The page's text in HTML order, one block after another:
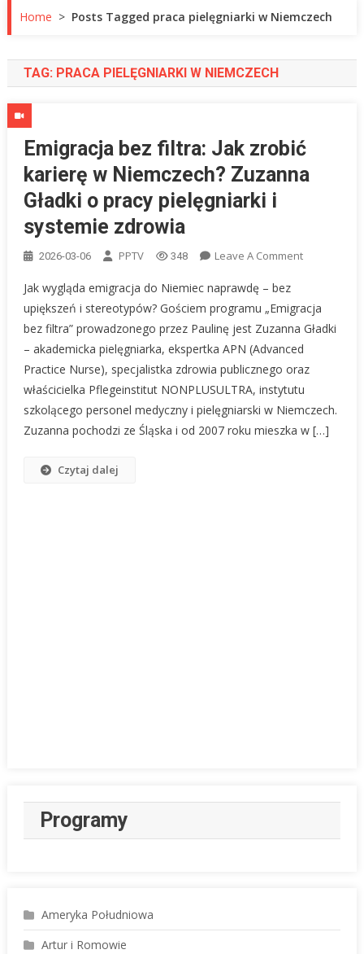
Home > Posts Tagged praca pielęgniarki w Niemczech
TAG: PRACA PIELĘGNIARKI W NIEMCZECH
Emigracja bez filtra: Jak zrobić
karierę w Niemczech? Zuzanna
Gładki o pracy pielęgniarki i
systemie zdrowia
2026-03-06 PPTV 348 Leave A CommentOn
Filtra:
Jak
Zrobić
Karierę
W
Niemczech?
Zuzanna
Gładki
Jak wygląda emigracja do Niemiec naprawdę – bez
upiększeń i stereotypów? Gościem programu „Emigracja
bez filtra” prowadzonego przez Paulinę jest Zuzanna Gładki
– akademicka pielęgniarka, ekspertka APN (Advanced
Practice Nurse), specjalistka zdrowia publicznego oraz
właścicielka Pflegeinstitut NONPLUSULTRA, instytutu
szkolącego personel medyczny i pielęgniarski w Niemczech.
Zuzanna pochodzi ze Śląska i od 2007 roku mieszka w […]
Czytaj dalej
Programy
Ameryka Południowa
Artur i Romowie